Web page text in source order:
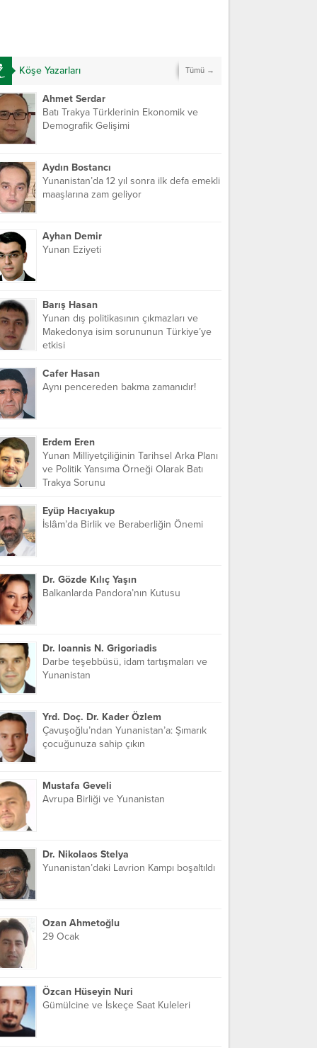
Köşe Yazarları Tümü →
Ahmet Serdar
Batı Trakya Türklerinin Ekonomik ve
Demografik Gelişimi
Aydın Bostancı
Yunanistan’da 12 yıl sonra ilk defa emekli
maaşlarına zam geliyor
Ayhan Demir
Yunan Eziyeti
Barış Hasan
Yunan dış politikasının çıkmazları ve
Makedonya isim sorununun Türkiye’ye
etkisi
Cafer Hasan
Aynı pencereden bakma zamanıdır!
Erdem Eren
Yunan Milliyetçiliğinin Tarihsel Arka Planı
ve Politik Yansıma Örneği Olarak Batı
Trakya Sorunu
Eyüp Hacıyakup
İslâm’da Birlik ve Beraberliğin Önemi
Dr. Gözde Kılıç Yaşın
Balkanlarda Pandora’nın Kutusu
Dr. Ioannis N. Grigoriadis
Darbe teşebbüsü, idam tartışmaları ve
Yunanistan
Yrd. Doç. Dr. Kader Özlem
Çavuşoğlu’ndan Yunanistan’a: Şımarık
çocuğunuza sahip çıkın
Mustafa Geveli
Avrupa Birliği ve Yunanistan
Dr. Nikolaos Stelya
Yunanistan’daki Lavrion Kampı boşaltıldı
Ozan Ahmetoğlu
29 Ocak
Özcan Hüseyin Nuri
Gümülcine ve İskeçe Saat Kuleleri